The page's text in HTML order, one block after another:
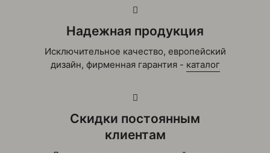
Надежная продукция
Исключительное качество, европейский
дизайн, фирменная гарантия - каталог
Скидки постоянным
клиентам